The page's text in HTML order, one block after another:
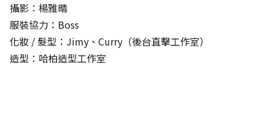
攝影：楊雅晴
服裝協力：Boss
化妝 / 髮型：Jimy、Curry（後台直擊工作室）
造型：哈柏造型工作室